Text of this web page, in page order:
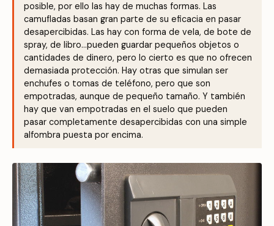
posible, por ello las hay de muchas formas. Las
camufladas basan gran parte de su eficacia en pasar
desapercibidas. Las hay con forma de vela, de bote de
spray, de libro…pueden guardar pequeños objetos o
cantidades de dinero, pero lo cierto es que no ofrecen
demasiada protección. Hay otras que simulan ser
enchufes o tomas de teléfono, pero que son
empotradas, aunque de pequeño tamaño. Y también
hay que van empotradas en el suelo que pueden
pasar completamente desapercibidas con una simple
alfombra puesta por encima.